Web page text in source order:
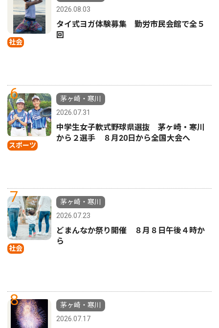
社会
2026.08.03
タイ式ヨガ体験募集 勤労市民会館で全５
回
6
スポーツ
茅ヶ崎・寒川
2026.07.31
中学生女子軟式野球県選抜 茅ヶ崎・寒川
から２選手 ８月20日から全国大会へ
7
社会
茅ヶ崎・寒川
2026.07.23
どまんなか祭り開催 ８月８日午後４時か
ら
8
茅ヶ崎・寒川
2026.07.17